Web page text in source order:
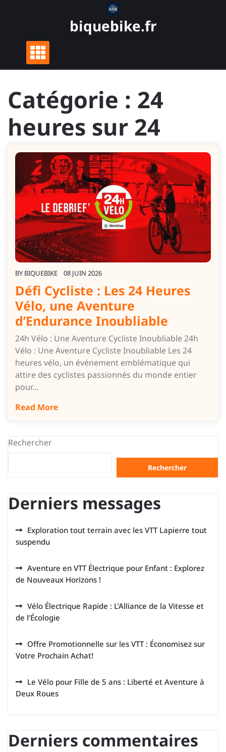
biquebike.fr
Catégorie : 24
heures sur 24
BY BIQUEBIKE 08 JUIN 2026
Défi Cycliste : Les 24 Heures
Vélo, une Aventure
d’Endurance Inoubliable
24h Vélo : Une Aventure Cycliste Inoubliable 24h
Vélo : Une Aventure Cycliste Inoubliable Les 24
heures vélo, un événement emblématique qui
attire des cyclistes passionnés du monde entier
pour…
Read More
Rechercher
Rechercher
Derniers messages
Exploration tout terrain avec les VTT Lapierre tout
suspendu
Aventure en VTT Électrique pour Enfant : Explorez
de Nouveaux Horizons !
Vélo Électrique Rapide : L’Alliance de la Vitesse et
de l’Écologie
Offre Promotionnelle sur les VTT : Économisez sur
Votre Prochain Achat!
Le Vélo pour Fille de 5 ans : Liberté et Aventure à
Deux Roues
Derniers commentaires